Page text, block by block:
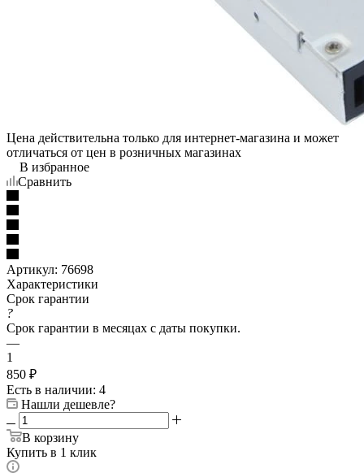
Цена действительна только для интернет-магазина и может
отличаться от цен в розничных магазинах
В избранное
Сравнить
Артикул: 76698
Характеристики
Срок гарантии
?
Срок гарантии в месяцах с даты покупки.
—
1
850 ₽
Есть в наличии: 4
Нашли дешевле?
В корзину
Купить в 1 клик